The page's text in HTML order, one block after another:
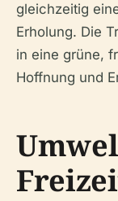
gleichzeitig
Erholung. Die
in eine grüne,
Hoffnung und